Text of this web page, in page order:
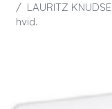
LAURITZ
hvid.